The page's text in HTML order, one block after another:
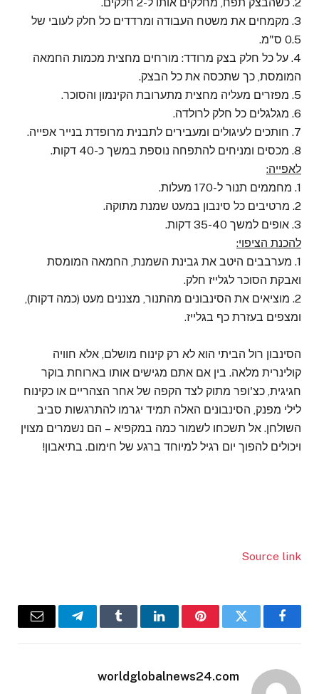
3. מקמחים את משטח העבודה ומרדדים כל חלק לעובי של
0.5 ס"מ.
4. על כל חלק בצק מרודד: מורחים מחצית מכמות החמאה
המומסת, כך שתכסה את כל הבצק.
5. מפזרים מעליה מחצית מתערובת הקינמון והסוכר.
6. מגלגלים כל חלק לרולדה.
7. חותכים לעיגולים ומעבירים לתבנית מרופדת בנייר אפייה.
8. מכסים ומניחים להתפחה נוספת במשך כ-40 דקות.
לאפייה:
1. מחממים תנור ל-170 מעלות.
2. מרטיבים כל סינבון במעט שמנת מתוקה.
3. אופים למשך 35-40 דקות.
להכנת הציפוי:
1. מערבבים היטב את גבינת השמנת, החמאה המומסת
ואבקת הסוכר לגלייז חלק.
2. מוציאים את הסינבונים מהתנור, מצננים מעט (כמה דקות),
ומצפים בעזרת כף בגלייז.
הסינבון רול הביתי הוא לא רק קינוח מושלם, אלא חוויה
קולינרית מלאה. בין אם אתם מגישים אותו בארוחת בוקר
חגיגית, כצ'ופר מתוק לצד הקפה של אחר הצהריים או כקינוח
לילי מפנק, הסינבונים האלה תמיד יגרמו להתרגשות סביב
השולחן. אל תשכחו לשמור כמה במקפיא – הם נשמרים מצוין
ויכולים להפוך יום רגיל למיוחד ברגע של חימום. בתיאבון!
Source link
Facebook
Twitter
Pinterest
LinkedIn
Tumblr
Telegram
Email
worldglobalnews24.com